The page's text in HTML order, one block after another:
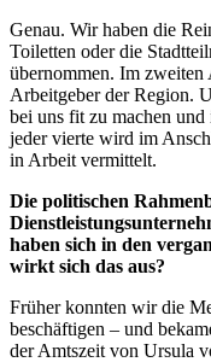
Genau. Wir haben die
Toiletten oder die
übernommen. Im
Arbeitgeber der Region.
bei uns fit zu machen
jeder vierte wird im
in Arbeit vermittelt.
Die politischen
haben sich in den
wirkt sich das aus?
Früher konnten wir die
beschäftigen – und
der Amtszeit von Ursula